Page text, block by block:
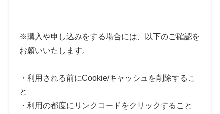
※購入や申し込みをする場合には、以下のご確認を
お願いいたします。
・利用される前にCookie/キャッシュを削除するこ
と
・利用の都度にリンクコードをクリックすること